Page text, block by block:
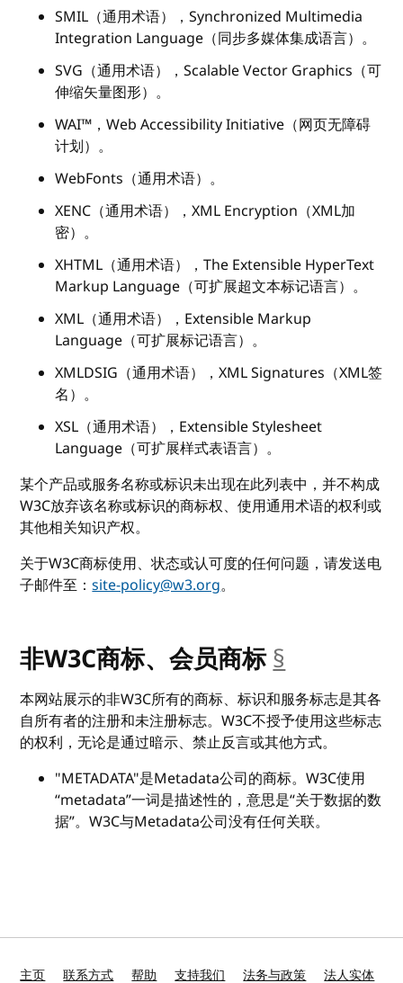
SMIL（通用术语），Synchronized Multimedia
Integration Language（同步多媒体集成语言）。
SVG（通用术语），Scalable Vector Graphics（可
伸缩矢量图形）。
WAI™，Web Accessibility Initiative（网页无障碍
计划）。
WebFonts（通用术语）。
XENC（通用术语），XML Encryption（XML加
密）。
XHTML（通用术语），The Extensible HyperText
Markup Language（可扩展超文本标记语言）。
XML（通用术语），Extensible Markup
Language（可扩展标记语言）。
XMLDSIG（通用术语），XML Signatures（XML签
名）。
XSL（通用术语），Extensible Stylesheet
Language（可扩展样式表语言）。
某个产品或服务名称或标识未出现在此列表中，并不构成
W3C放弃该名称或标识的商标权、使用通用术语的权利或
其他相关知识产权。
关于W3C商标使用、状态或认可度的任何问题，请发送电
子邮件至：site-policy@w3.org。
非W3C商标、会员商标§
本网站展示的非W3C所有的商标、标识和服务标志是其各
自所有者的注册和未注册标志。W3C不授予使用这些标志
的权利，无论是通过暗示、禁止反言或其他方式。
"METADATA"是Metadata公司的商标。W3C使用
“metadata”一词是描述性的，意思是“关于数据的数
据”。W3C与Metadata公司没有任何关联。
主页 联系方式 帮助 支持我们 法务与政策 法人实体